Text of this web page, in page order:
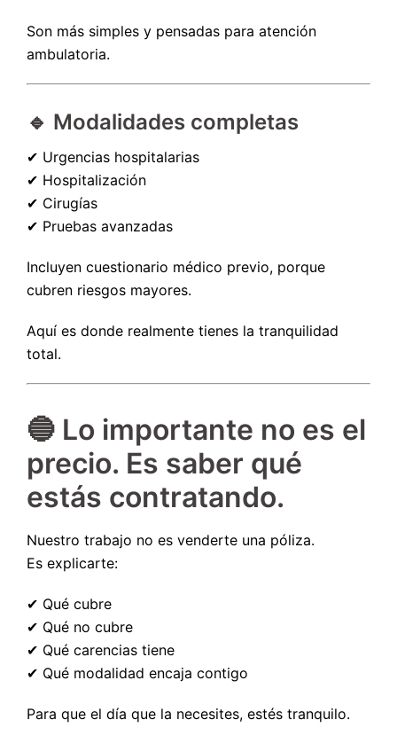
Son más simples y pensadas para atención
ambulatoria.
🔹 Modalidades completas
✔ Urgencias hospitalarias
✔ Hospitalización
✔ Cirugías
✔ Pruebas avanzadas
Incluyen cuestionario médico previo, porque
cubren riesgos mayores.
Aquí es donde realmente tienes la tranquilidad
total.
🔵 Lo importante no es el
precio. Es saber qué
estás contratando.
Nuestro trabajo no es venderte una póliza.
Es explicarte:
✔ Qué cubre
✔ Qué no cubre
✔ Qué carencias tiene
✔ Qué modalidad encaja contigo
Para que el día que la necesites, estés tranquilo.